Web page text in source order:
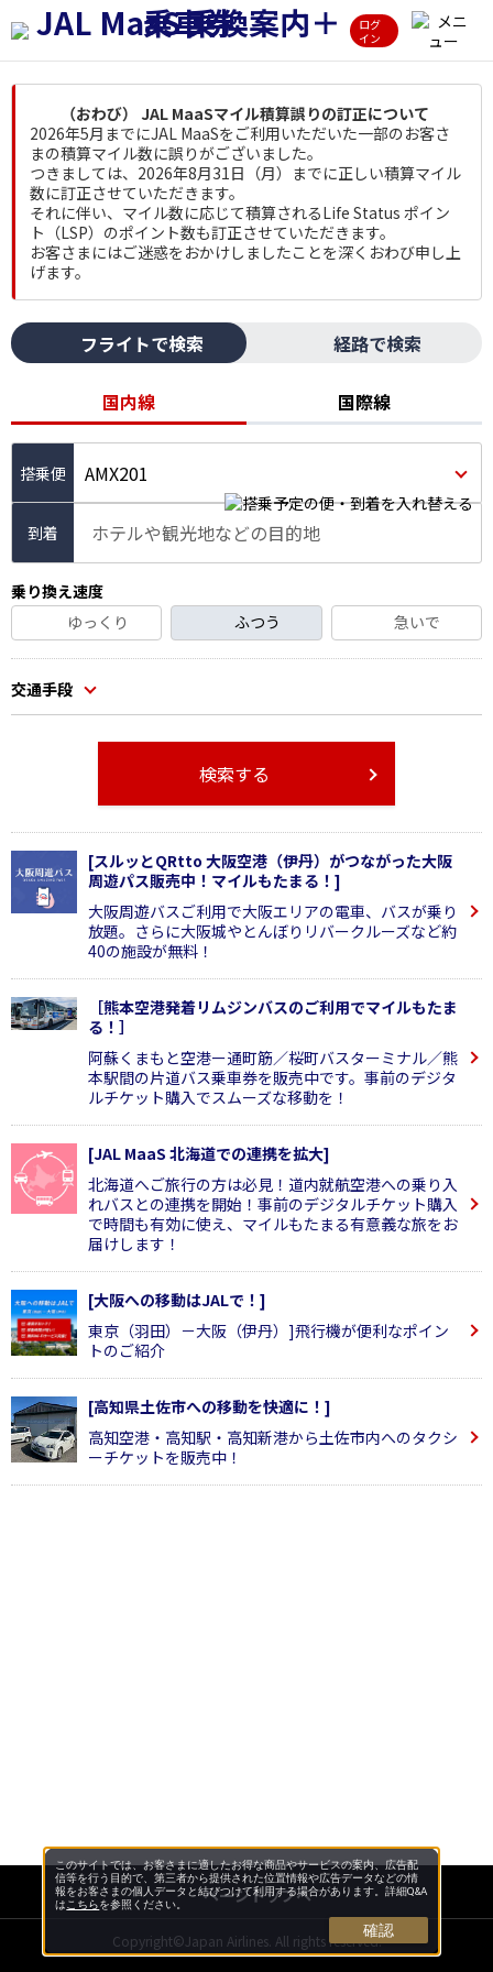
ログ
イン
（おわび） JAL MaaSマイル積算誤りの訂正について
2026年5月までにJAL MaaSをご利用いただいた一部のお客さ
まの積算マイル数に誤りがございました。
つきましては、2026年8月31日（月）までに正しい積算マイル
数に訂正させていただきます。
それに伴い、マイル数に応じて積算されるLife Status ポイン
ト（LSP）のポイント数も訂正させていただきます。
お客さまにはご迷惑をおかけしましたことを深くおわび申し上
げます。
フライトで検索 経路で検索
国内線 国際線
AMX201
到着 ホテルや観光地などの目的地
乗り換え速度
ゆっくり
ふつう 急いで
交通手段
検索する
[スルッとQRtto 大阪空港（伊丹）がつながった大阪
周遊パス販売中！マイルもたまる！]
大阪周遊バスご利用で大阪エリアの電車、バスが乗り
放題。さらに大阪城やとんぼりリバークルーズなど約
40の施設が無料！
［熊本空港発着リムジンバスのご利用でマイルもたま
る！］
阿蘇くまもと空港ー通町筋／桜町バスターミナル／熊
本駅間の片道バス乗車券を販売中です。事前のデジタ
ルチケット購入でスムーズな移動を！
[JAL MaaS 北海道での連携を拡大]
北海道へご旅行の方は必見！道内就航空港への乗り入
れバスとの連携を開始！事前のデジタルチケット購入
で時間も有効に使え、マイルもたまる有意義な旅をお
届けします！
[大阪への移動はJALで！]
東京（羽田）－大阪（伊丹）]飛行機が便利なポイン
トのご紹介
[高知県土佐市への移動を快適に！]
高知空港・高知駅・高知新港から土佐市内へのタクシ
ーチケットを販売中！
ページトップへ
Copyright©Japan Airlines. All rights reserved.
このサイトでは、お客さまに適したお得な商品やサービスの案内、広告配
信等を行う目的で、第三者から提供された位置情報や広告データなどの情
報をお客さまの個人データと結びつけて利用する場合があります。詳細Q&A
は こちらを参照ください。
確認